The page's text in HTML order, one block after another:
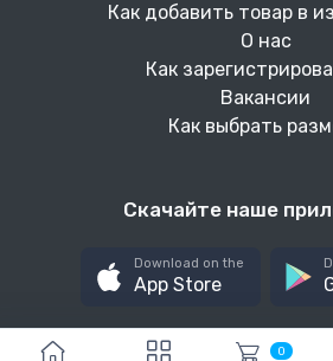
0
Как добавить товар в
О нас
Как
Вакансии
Как выбрать
Скачайте наше
Download on the
App Store